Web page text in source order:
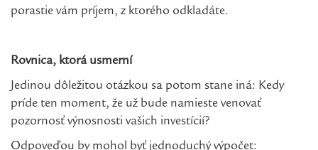
porastie vám príjem, z ktorého odkladáte.
Rovnica, ktorá usmerní
Jedinou dôležitou otázkou sa potom stane iná: Kedy
príde ten moment, že už bude namieste venovať
pozornosť výnosnosti vašich investícií?
Odpoveďou by mohol byť jednoduchý výpočet: